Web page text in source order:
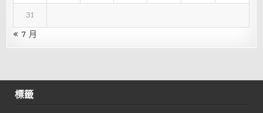
31
« 7 月
標籤